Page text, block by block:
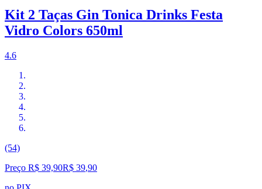
Kit 2 Taças Gin Tonica Drinks Festa
Vidro Colors 650ml
4.6
(54)
Preço R$ 39,90R$ 39,90